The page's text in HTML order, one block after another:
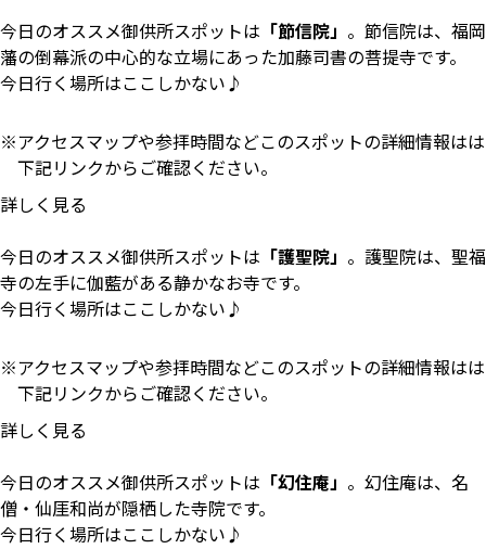
今日のオススメ御供所スポットは 「節信院」 。節信院は、福岡
藩の倒幕派の中心的な立場にあった加藤司書の菩提寺です。
今日行く場所はここしかない♪
アクセスマップや参拝時間などこのスポットの詳細情報はは
下記リンクからご確認ください。
詳しく見る
今日のオススメ御供所スポットは 「護聖院」 。護聖院は、聖福
寺の左手に伽藍がある静かなお寺です。
今日行く場所はここしかない♪
アクセスマップや参拝時間などこのスポットの詳細情報はは
下記リンクからご確認ください。
詳しく見る
今日のオススメ御供所スポットは 「幻住庵」 。幻住庵は、名
僧・仙厓和尚が隠栖した寺院です。
今日行く場所はここしかない♪